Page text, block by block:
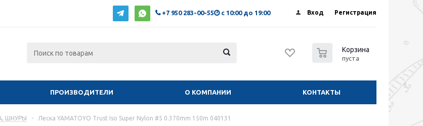
Вход Регистрация
+7 950 283-00-55 с 10:00 до 19:00
Корзина
пуста
ПРОИЗВОДИТЕЛИ О КОМПАНИИ КОНТАКТЫ
ШНУРЫ - Леска YAMATOYO Trust Iso Super Nylon #5 0.370mm 150m 040131